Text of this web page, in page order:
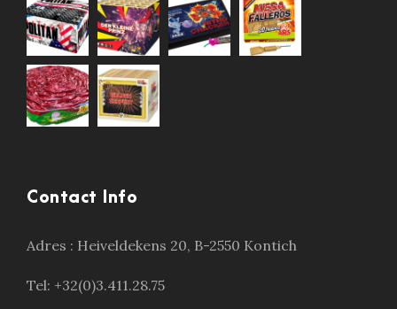
Contact Info
Adres : Heiveldekens 20, B-2550 Kontich
Tel: +32(0)3.411.28.75